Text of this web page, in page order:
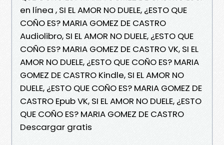
en línea , SI EL AMOR NO DUELE, ¿ESTO QUE
COÑO ES? MARIA GOMEZ DE CASTRO
Audiolibro, SI EL AMOR NO DUELE, ¿ESTO QUE
COÑO ES? MARIA GOMEZ DE CASTRO VK, SI EL
AMOR NO DUELE, ¿ESTO QUE COÑO ES? MARIA
GOMEZ DE CASTRO Kindle, SI EL AMOR NO
DUELE, ¿ESTO QUE COÑO ES? MARIA GOMEZ DE
CASTRO Epub VK, SI EL AMOR NO DUELE, ¿ESTO
QUE COÑO ES? MARIA GOMEZ DE CASTRO
Descargar gratis